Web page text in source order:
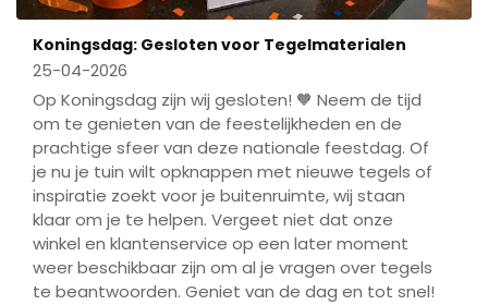
Koningsdag: Gesloten voor Tegelmaterialen
25-04-2026
Op Koningsdag zijn wij gesloten! 🧡 Neem de tijd
om te genieten van de feestelijkheden en de
prachtige sfeer van deze nationale feestdag. Of
je nu je tuin wilt opknappen met nieuwe tegels of
inspiratie zoekt voor je buitenruimte, wij staan
klaar om je te helpen. Vergeet niet dat onze
winkel en klantenservice op een later moment
weer beschikbaar zijn om al je vragen over tegels
te beantwoorden. Geniet van de dag en tot snel!